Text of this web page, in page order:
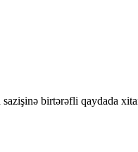
birtərəfli qaydada